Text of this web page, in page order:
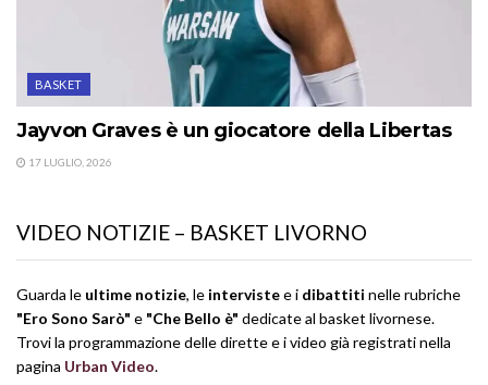
BASKET
Jayvon Graves è un giocatore della Libertas
17 LUGLIO, 2026
VIDEO NOTIZIE – BASKET LIVORNO
Guarda le ultime notizie, le intervistee i dibattiti nelle rubriche
"Ero Sono Sarò" e "Che Bello è" dedicate al basket livornese.
Trovi la programmazione delle dirette e i video già registrati nella
pagina Urban Video.